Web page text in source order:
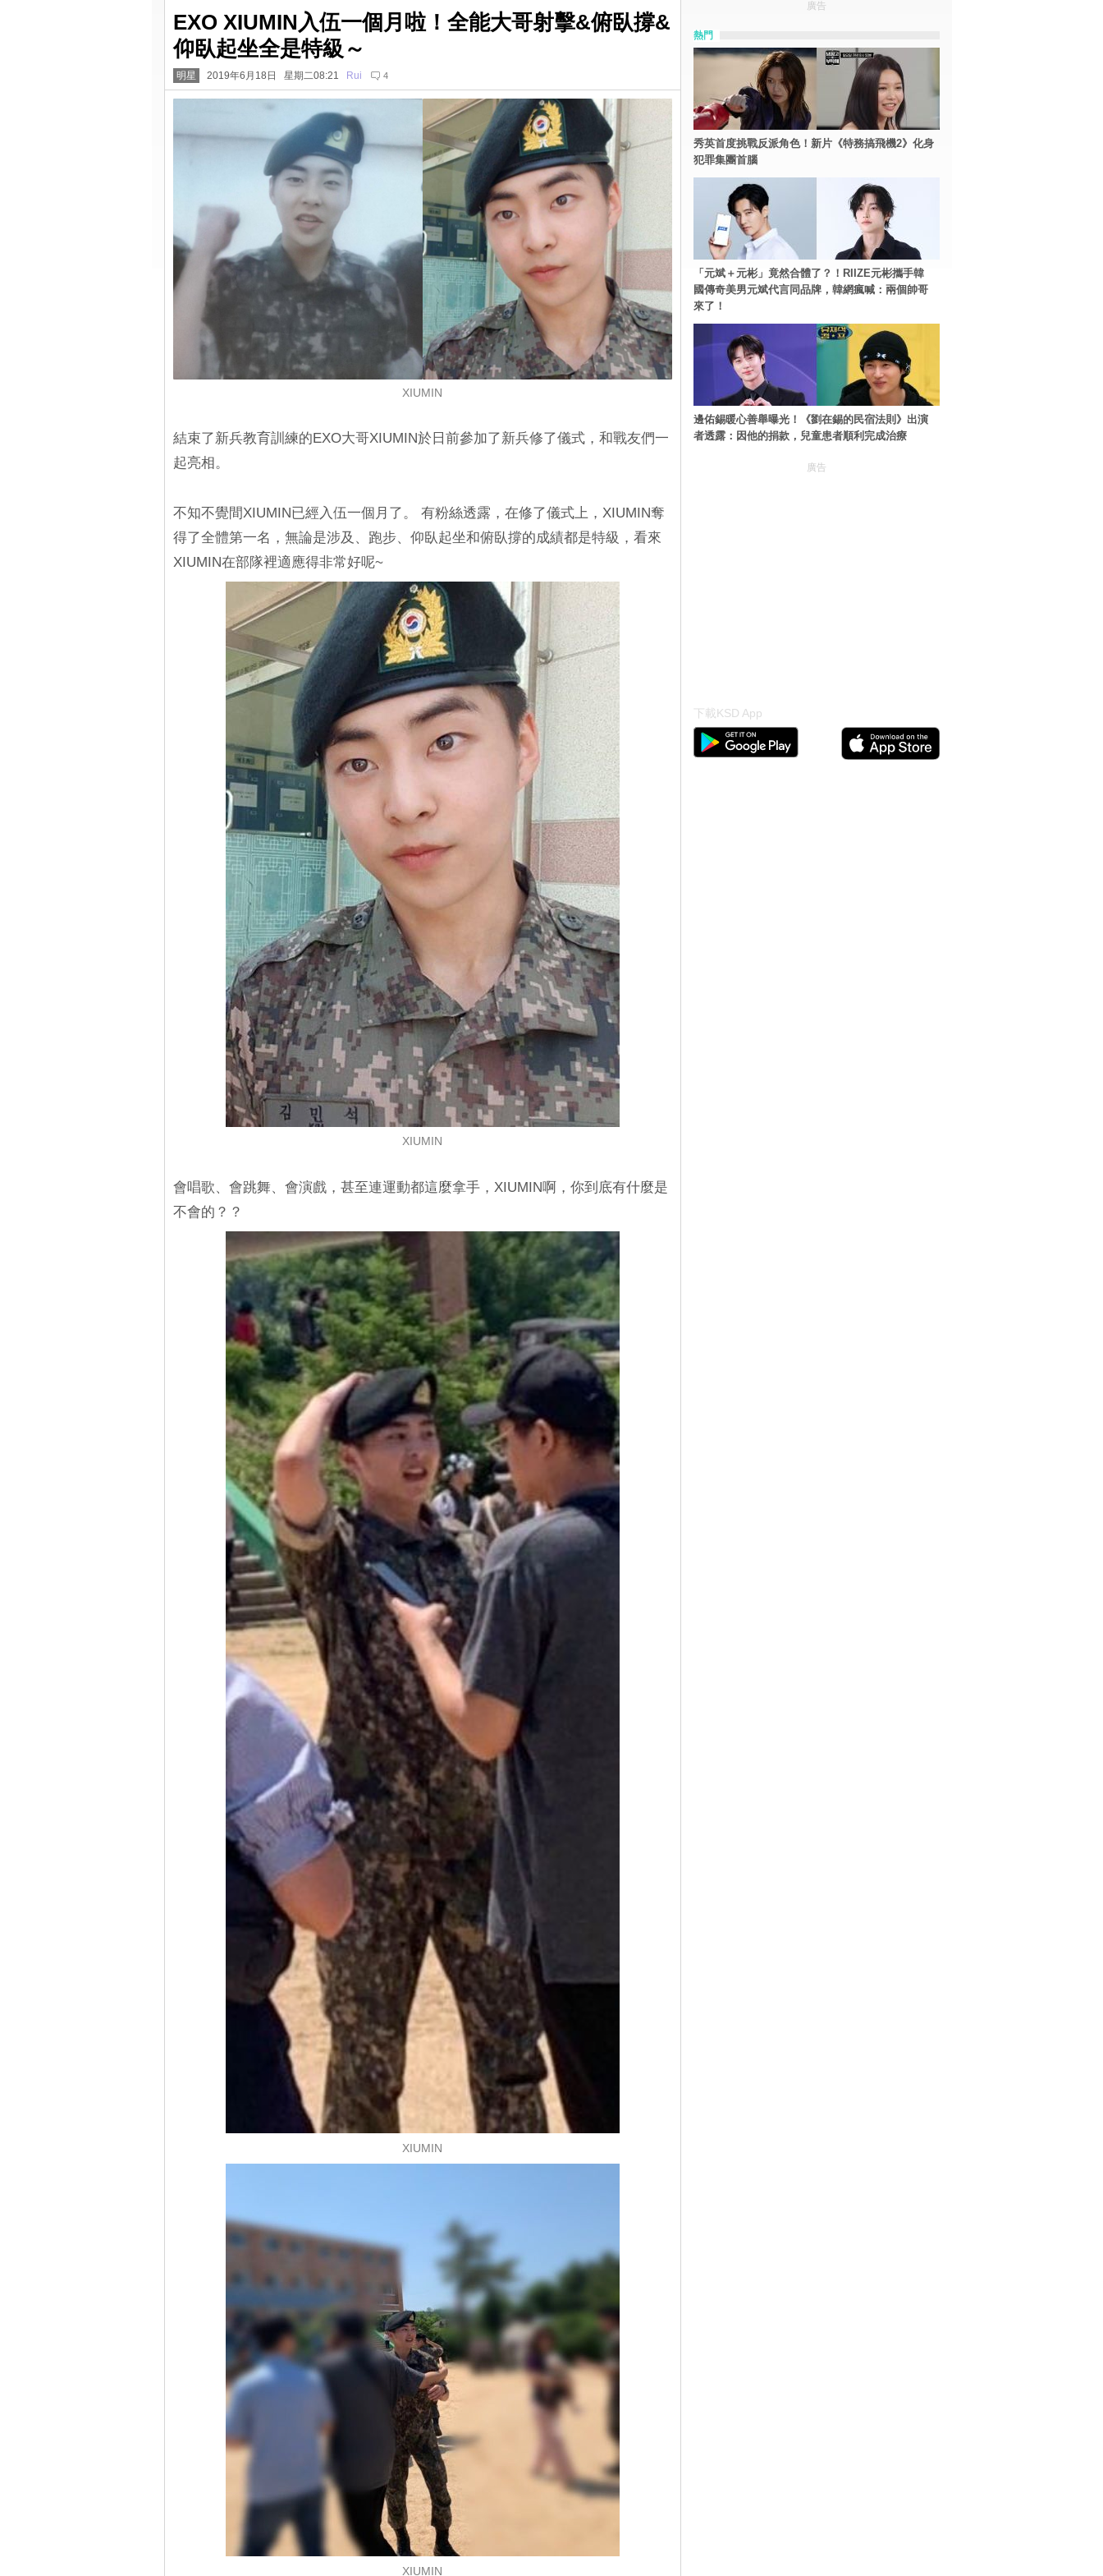
EXO XIUMIN入伍一個月啦！全能大哥射擊&俯臥撐&
仰臥起坐全是特級～
明星 2019年6月18日 星期二08:21 Rui 4
XIUMIN
結束了新兵教育訓練的EXO大哥XIUMIN於日前參加了新兵修了儀式，和戰友們一
起亮相。
不知不覺間XIUMIN已經入伍一個月了。 有粉絲透露，在修了儀式上，XIUMIN奪
得了全體第一名，無論是涉及、跑步、仰臥起坐和俯臥撐的成績都是特級，看來
XIUMIN在部隊裡適應得非常好呢~
XIUMIN
會唱歌、會跳舞、會演戲，甚至連運動都這麼拿手，XIUMIN啊，你到底有什麼是
不會的？？
XIUMIN
XIUMIN
廣告
熱門
秀英首度挑戰反派角色！新片《特務搞飛機2》化身
犯罪集團首腦
「元斌＋元彬」竟然合體了？！RIIZE元彬攜手韓
國傳奇美男元斌代言同品牌，韓網瘋喊：兩個帥哥
來了！
邊佑錫暖心善舉曝光！《劉在錫的民宿法則》出演
者透露：因他的捐款，兒童患者順利完成治療
廣告
下載KSD App